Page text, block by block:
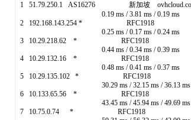
1 51.79.250.1 AS16276 新加坡
0.19 ms / 3.81 ms / 0.19 ms
2 192.168.143.254 * RFC1918
0.25 ms / 0.17 ms / 0.24 ms
3 10.29.218.62 * RFC1918
0.44 ms / 0.34 ms / 0.39 ms
4 10.29.132.16 * RFC1918
0.48 ms / 0.41 ms / 0.37 ms
5 10.29.135.102 * RFC1918
30.29 ms / 32.15 ms / 36.13 ms
6 10.133.65.56 * RFC1918
43.45 ms / 45.94 ms / 49.69 ms
7 10.75.0.74 * RFC1918